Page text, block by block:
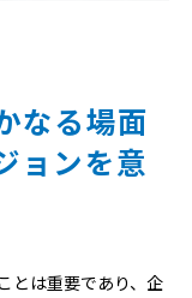
なる場面
ョンを意
とは重要であり、企